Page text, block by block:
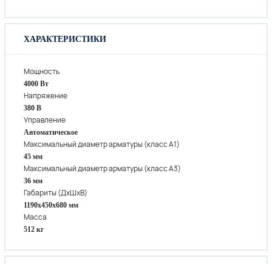
ХАРАКТЕРИСТИКИ
Мощность
4000 Вт
Напряжение
380 В
Управление
Автоматическое
Максимальный диаметр арматуры (класс А1)
45 мм
Максимальный диаметр арматуры (класс А3)
36 мм
Габариты (ДхШхВ)
1190х450х680 мм
Масса
512 кг